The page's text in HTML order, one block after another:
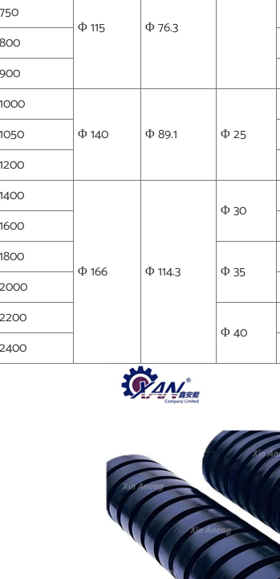
Φ 115 Φ 76.3
Φ 140
Φ 89.1 Φ 25
Φ 166 Φ 114.3
Φ 30
Φ 35
Φ 40